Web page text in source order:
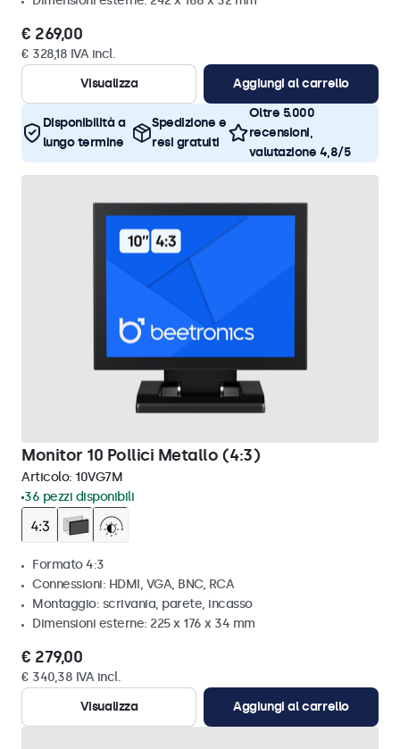
€ 269,00
€ 328,18 IVA incl.
Visualizza
Aggiungi al carrello
Disponibilità a
lungo termine
Spedizione e
resi gratuiti
Oltre 5.000
recensioni,
valutazione 4,8/5
Monitor 10 Pollici Metallo (4:3)
Articolo: 10VG7M
36 pezzi disponibili
Formato 4:3
Connessioni: HDMI, VGA, BNC, RCA
Montaggio: scrivania, parete, incasso
Dimensioni esterne: 225 x 176 x 34 mm
€ 279,00
€ 340,38 IVA incl.
Visualizza
Aggiungi al carrello